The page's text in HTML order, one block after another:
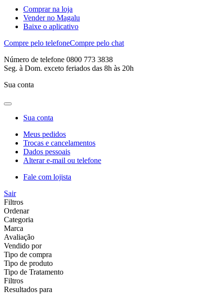
Comprar na loja
Vender no Magalu
Baixe o aplicativo
Compre pelo telefoneCompre pelo chat
Número de telefone 0800 773 3838
Seg. à Dom. exceto feriados das 8h às 20h
Sua conta
Sua conta
Meus pedidos
Trocas e cancelamentos
Dados pessoais
Alterar e-mail ou telefone
Fale com lojista
Sair
Filtros
Ordenar
Categoria
Marca
Avaliação
Vendido por
Tipo de compra
Tipo de produto
Tipo de Tratamento
Filtros
Resultados para